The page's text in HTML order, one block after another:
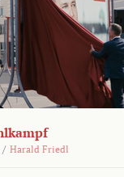
/ Harald Friedl